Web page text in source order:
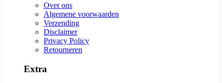
Over ons
Algemene voorwaarden
Verzending
Disclaimer
Privacy Policy
Retourneren
Extra